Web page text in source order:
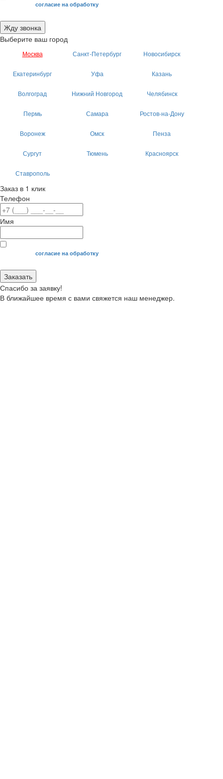
Я даю своесогласие на обработку
Жду звонка
Выберите ваш город
Москва Санкт-Петербург Новосибирск
Екатеринбург Уфа Казань
Волгоград Нижний Новгород Челябинск
Пермь Самара Ростов-на-Дону
Воронеж Омск Пенза
Сургут Тюмень Красноярск
Ставрополь
Заказ в 1 клик
Телефон
Имя
Я даю своесогласие на обработку
Заказать
Спасибо за заявку!
В ближайшее время с вами свяжется наш менеджер.